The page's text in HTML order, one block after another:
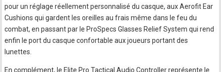
pour un réglage réellement personnalisé du casque, aux Aerofit Ear
Cushions qui gardent les oreilles au frais même dans le feu du
combat, en passant par le ProSpecs Glasses Relief System qui rend
enfin le port du casque confortable aux joueurs portant des
lunettes.
En complément, le Elite Pro Tactical Audio Controller représente le